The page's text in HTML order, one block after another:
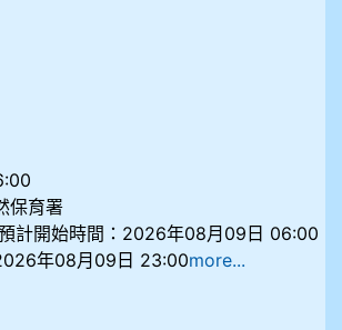
保育署
計開始時間：2026年08月09日 06:00
年08月09日 23:00more...